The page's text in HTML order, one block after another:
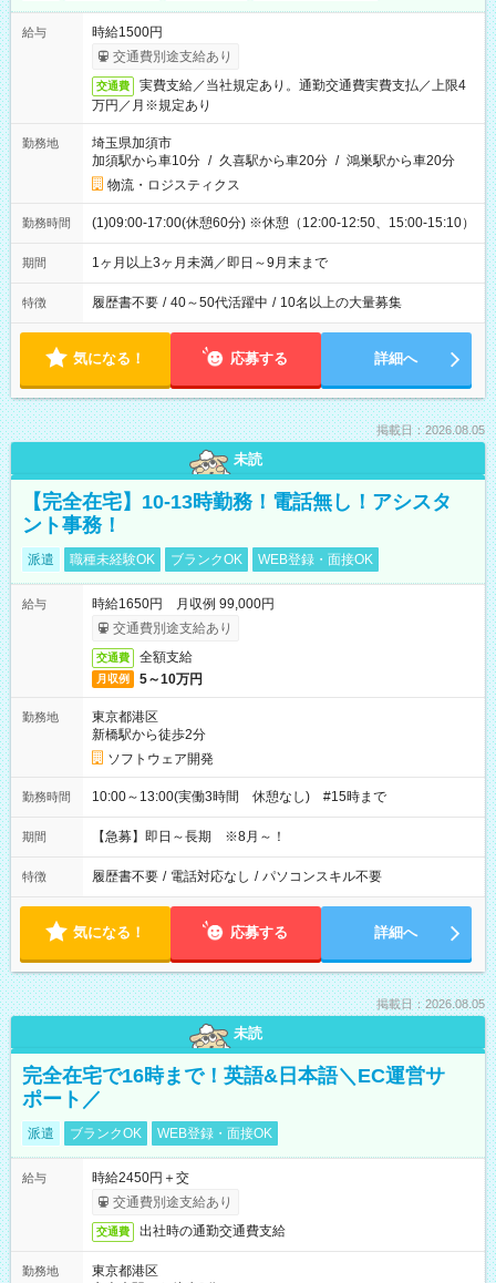
給与
時給1500円
交通費別途支給あり
交通費
実費支給／当社規定あり。通勤交通費実費支払／上限4
万円／月※規定あり
勤務地
埼玉県加須市
加須駅から車10分 / 久喜駅から車20分 / 鴻巣駅から車20分
物流・ロジスティクス
勤務時間 (1)09:00-17:00(休憩60分) ※休憩（12:00-12:50、15:00-15:10）
期間 1ヶ月以上3ヶ月未満／即日～9月末まで
特徴 履歴書不要 / 40～50代活躍中 / 10名以上の大量募集
気になる！ 応募する 詳細へ
掲載日：2026.08.05
未読
【完全在宅】10-13時勤務！電話無し！アシスタ
ント事務！
派遣 職種未経験OK ブランクOK WEB登録・面接OK
給与
時給1650円 月収例 99,000円
交通費別途支給あり
交通費 全額支給
月収例 5～10万円
勤務地
東京都港区
新橋駅から徒歩2分
ソフトウェア開発
勤務時間 10:00～13:00(実働3時間 休憩なし) #15時まで
期間 【急募】即日～長期 ※8月～！
特徴 履歴書不要 / 電話対応なし / パソコンスキル不要
気になる！ 応募する 詳細へ
掲載日：2026.08.05
未読
完全在宅で16時まで！英語&日本語＼EC運営サ
ポート／
派遣 ブランクOK WEB登録・面接OK
給与
時給2450円＋交
交通費別途支給あり
交通費 出社時の通勤交通費支給
勤務地
東京都港区